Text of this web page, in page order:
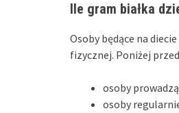
Ile gram białka
Osoby będące na
fizycznej. Poniżej
osoby
osoby